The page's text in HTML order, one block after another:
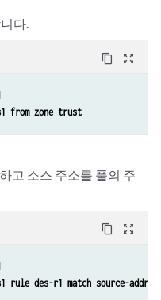
다.
content_copy zoom_out_map
from zone trust
고 소스 주소를 풀의 주
content_copy zoom_out_map
des-r1 match source-